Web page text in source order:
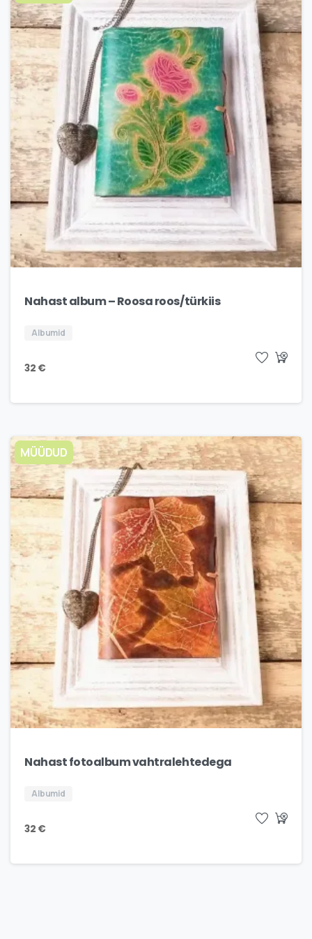
Nahast album – Roosa roos/türkiis
Albumid
32 €
MÜÜDUD
Nahast fotoalbum vahtralehtedega
Albumid
32 €